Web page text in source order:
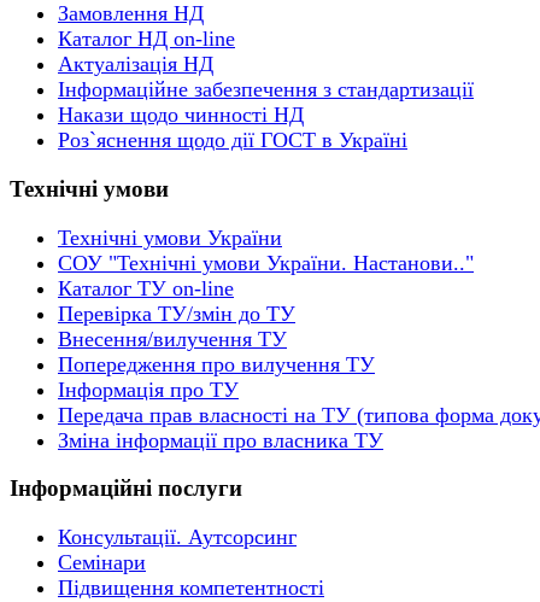
Замовлення НД
Каталог НД on-line
Актуалізація НД
Інформаційне забезпечення з стандартизації
Накази щодо чинності НД
Роз`яснення щодо дії ГОСТ в Україні
Технічні умови
Технічні умови України
СОУ "Технічні умови України. Настанови.."
Каталог ТУ on-line
Перевірка ТУ/змін до ТУ
Внесення/вилучення ТУ
Попередження про вилучення ТУ
Інформація про ТУ
Передача прав власності на ТУ (типова форма
Зміна інформації про власника ТУ
Інформаційні послуги
Консультації. Аутсорсинг
Семінари
Підвищення компетентності